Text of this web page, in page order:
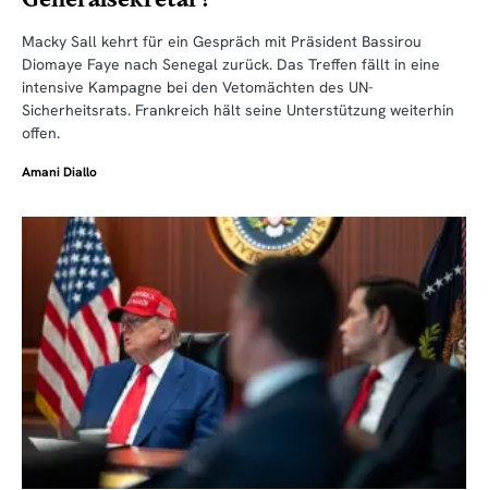
Macky Sall kehrt für ein Gespräch mit Präsident Bassirou
Diomaye Faye nach Senegal zurück. Das Treffen fällt in eine
intensive Kampagne bei den Vetomächten des UN-
Sicherheitsrats. Frankreich hält seine Unterstützung weiterhin
offen.
Amani Diallo